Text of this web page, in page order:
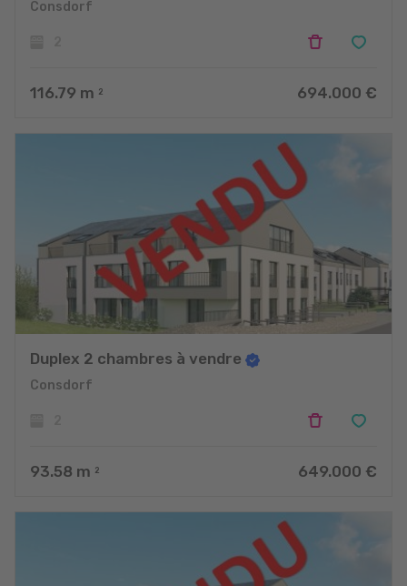
Consdorf
116.79 m 2 694.000 €
Duplex 2 chambres à vendre
Consdorf
93.58 m 2 649.000 €